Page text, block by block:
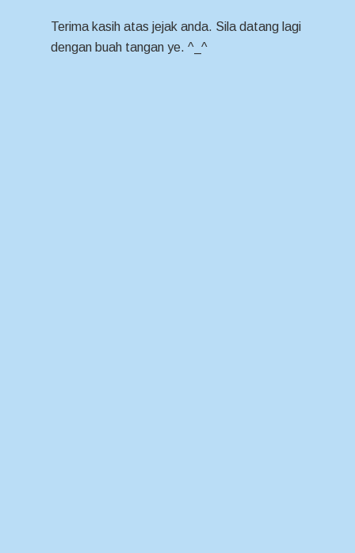
Terima kasih atas jejak anda. Sila datang lagi
dengan buah tangan ye. ^_^